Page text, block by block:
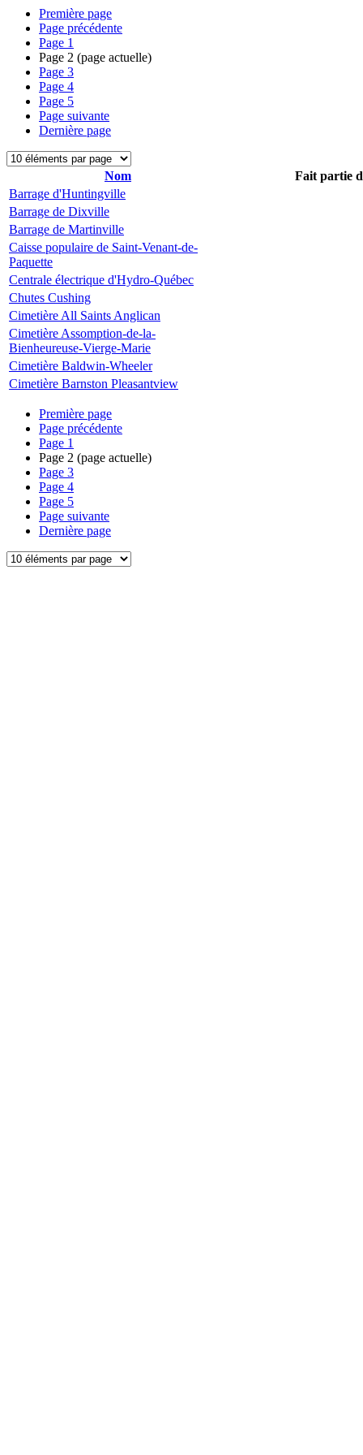
Première page
Page précédente
Page 1
Page 2 (page actuelle)
Page 3
Page 4
Page 5
Page suivante
Dernière page
Nom
Fait partie
Barrage d'Huntingville
Barrage de Dixville
Barrage de Martinville
Caisse populaire de Saint-Venant-de-
Paquette
Centrale électrique d'Hydro-Québec
Chutes Cushing
Cimetière All Saints Anglican
Cimetière Assomption-de-la-
Bienheureuse-Vierge-Marie
Cimetière Baldwin-Wheeler
Cimetière Barnston Pleasantview
Première page
Page précédente
Page 1
Page 2 (page actuelle)
Page 3
Page 4
Page 5
Page suivante
Dernière page